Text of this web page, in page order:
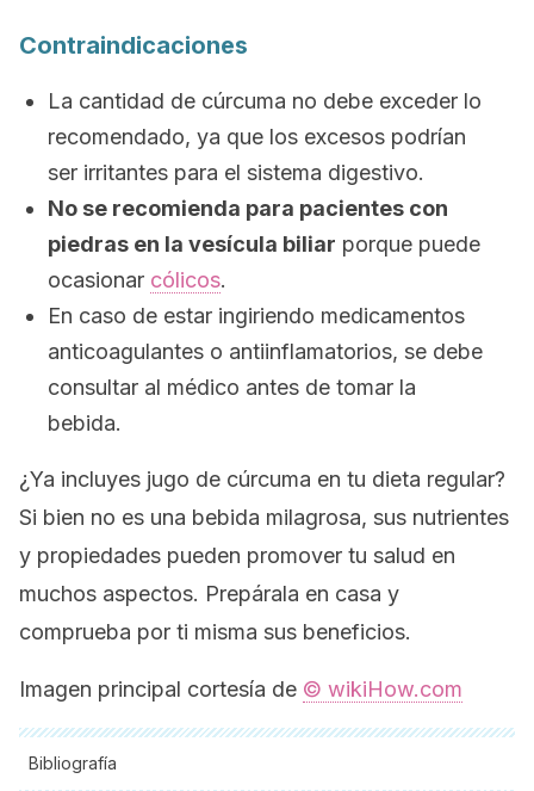
Contraindicaciones
La cantidad de cúrcuma no debe exceder lo
recomendado, ya que los excesos podrían
ser irritantes para el sistema digestivo.
No se recomienda para pacientes con
piedras en la vesícula biliar porque puede
ocasionar cólicos.
En caso de estar ingiriendo medicamentos
anticoagulantes o antiinflamatorios, se debe
consultar al médico antes de tomar la
bebida.
¿Ya incluyes jugo de cúrcuma en tu dieta regular?
Si bien no es una bebida milagrosa, sus nutrientes
y propiedades pueden promover tu salud en
muchos aspectos. Prepárala en casa y
comprueba por ti misma sus beneficios.
Imagen principal cortesía de © wikiHow.com
Bibliografía